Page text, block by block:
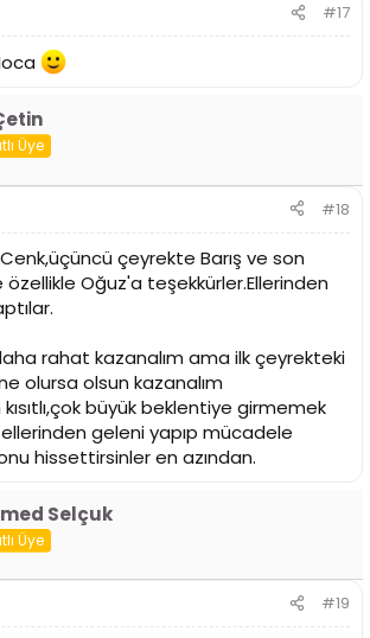
#17
Üye
#18
çeyrekte Barış ve son
Oğuz'a teşekkürler.Ellerinden
rahat kazanalım ama ilk çeyrekteki
olursa olsun kazanalım
büyük beklentiye girmemek
geleni yapıp mücadele
hissettirsinler en azından.
Selçuk
Üye
#19